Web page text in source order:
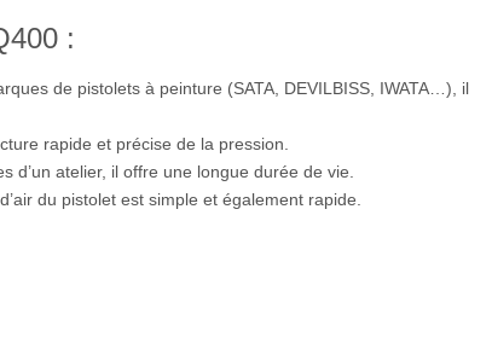
:
de pistolets à peinture (SATA, DEVILBISS, IWATA…), il
rapide et précise de la pression.
d’un atelier, il offre une longue durée de vie.
du pistolet est simple et également rapide.